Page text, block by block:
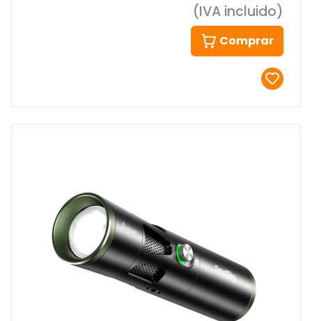
(IVA incluido)
Comprar